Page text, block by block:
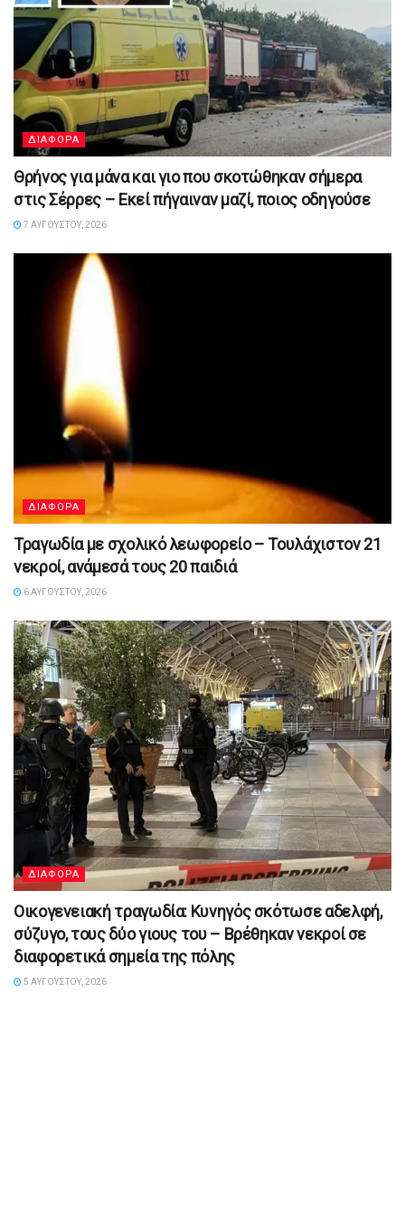
ΔΙΑΦΟΡΑ
Θρήνος για μάνα και γιο που σκοτώθηκαν σήμερα
στις Σέρρες – Εκεί πήγαιναν μαζί, ποιος οδηγούσε
7 ΑΥΓΟΎΣΤΟΥ, 2026
ΔΙΑΦΟΡΑ
Τραγωδία με σχολικό λεωφορείο – Τουλάχιστον 21
νεκροί, ανάμεσά τους 20 παιδιά
6 ΑΥΓΟΎΣΤΟΥ, 2026
ΔΙΑΦΟΡΑ
Οικογενειακή τραγωδία: Κυνηγός σκότωσε αδελφή,
σύζυγο, τους δύο γιους του – Βρέθηκαν νεκροί σε
διαφορετικά σημεία της πόλης
5 ΑΥΓΟΎΣΤΟΥ, 2026